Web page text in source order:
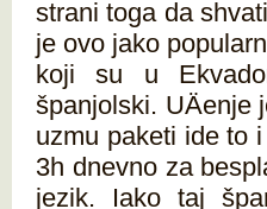
strani toga da
je ovo jako
koji su u
španjolski.
uzmu paketi ide to
3h dnevno za
jezik. Iako taj